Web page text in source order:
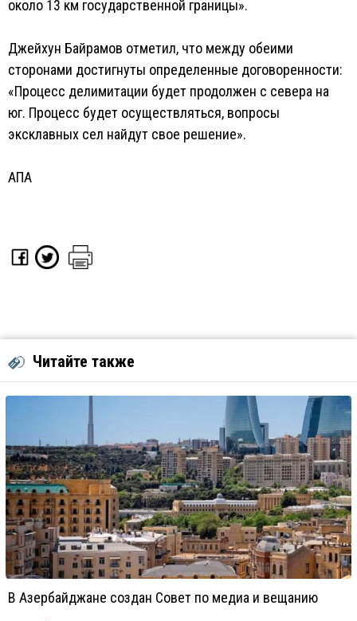
около 13 км государственной границы».
Джейхун Байрамов отметил, что между обеими
сторонами достигнуты определенные договоренности:
«Процесс делимитации будет продолжен с севера на
юг. Процесс будет осуществляться, вопросы
эксклавных сел найдут свое решение».
АПА
Читайте также
В Азербайджане создан Совет по медиа и вещанию